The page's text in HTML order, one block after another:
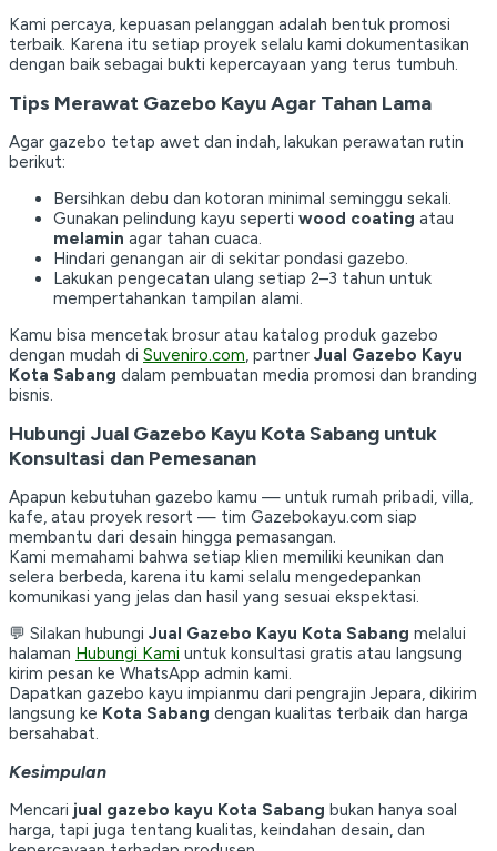
Kami percaya, kepuasan pelanggan adalah bentuk promosi
terbaik. Karena itu setiap proyek selalu kami dokumentasikan
dengan baik sebagai bukti kepercayaan yang terus tumbuh.
Tips Merawat Gazebo Kayu Agar Tahan Lama
Agar gazebo tetap awet dan indah, lakukan perawatan rutin
berikut:
Bersihkan debu dan kotoran minimal seminggu sekali.
Gunakan pelindung kayu seperti wood coating atau
melamin agar tahan cuaca.
Hindari genangan air di sekitar pondasi gazebo.
Lakukan pengecatan ulang setiap 2–3 tahun untuk
mempertahankan tampilan alami.
Kamu bisa mencetak brosur atau katalog produk gazebo
dengan mudah di Suveniro.com, partner Jual Gazebo Kayu
Kota Sabang dalam pembuatan media promosi dan branding
bisnis.
Hubungi Jual Gazebo Kayu Kota Sabang untuk
Konsultasi dan Pemesanan
Apapun kebutuhan gazebo kamu — untuk rumah pribadi, villa,
kafe, atau proyek resort — tim Gazebokayu.com siap
membantu dari desain hingga pemasangan.
Kami memahami bahwa setiap klien memiliki keunikan dan
selera berbeda, karena itu kami selalu mengedepankan
komunikasi yang jelas dan hasil yang sesuai ekspektasi.
💬 Silakan hubungi Jual Gazebo Kayu Kota Sabang melalui
halaman Hubungi Kami untuk konsultasi gratis atau langsung
kirim pesan ke WhatsApp admin kami.
Dapatkan gazebo kayu impianmu dari pengrajin Jepara, dikirim
langsung ke Kota Sabang dengan kualitas terbaik dan harga
bersahabat.
Kesimpulan
Mencari jual gazebo kayu Kota Sabang bukan hanya soal
harga, tapi juga tentang kualitas, keindahan desain, dan